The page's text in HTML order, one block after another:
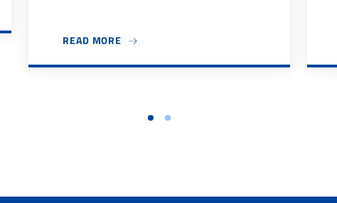
READ MORE ABOUT IL DIPARTIMENTO DESTEC DÀ IL